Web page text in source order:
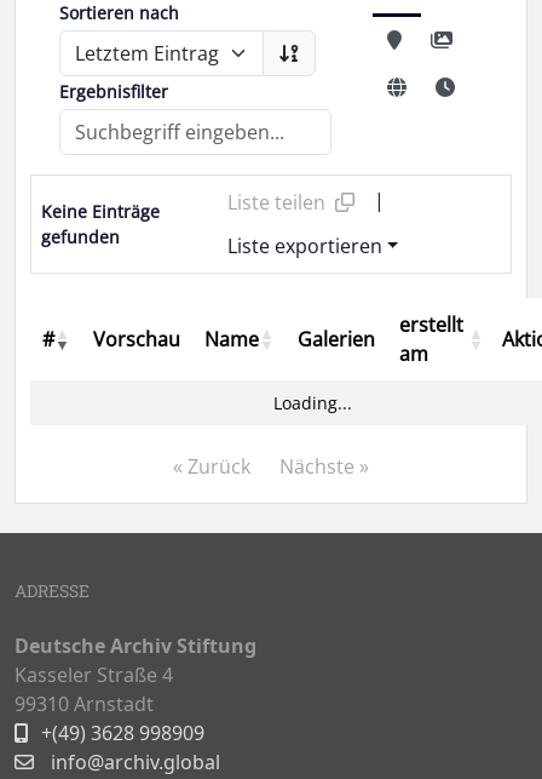
Sortieren nach
Ergebnisfilter
Keine Einträge
gefunden
Liste teilen
|
Liste exportieren
# Vorschau Name Galerien
erstellt
am
Loading...
« Zurück Nächste »
ADRESSE
Deutsche Archiv Stiftung
Kasseler Straße 4
99310 Arnstadt
+(49) 3628 998909
info@archiv.global